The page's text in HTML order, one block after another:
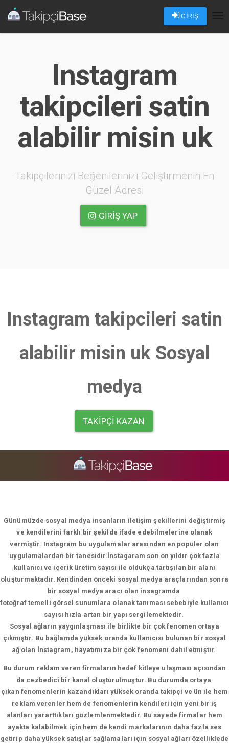
GİRİŞ
Instagram
takipcileri satin
alabilir misin uk
Takipçilerinizi Beğenilerinizi Geliştirmenin En
Güzel Adresi
GIRIŞ YAP
Instagram takipcileri satin
alabilir misin uk Sosyal
medya
TAKIPÇI KAZAN
Günümüzde sosyal medya insanların iletişim şekillerini değiştirmiş
ve kendilerini farklı bir şekilde ifade edebilmelerine olanak
vermiştir. Instagram bu uygulamalar arasından en popüler olan
uygulamalardan bir tanesidir.İnstagaram son on yıldır çok fazla
kullanıcı ve içerik üretim sayısı ile oldukça tartışılan bir alanı
oluşturmaktadır. Kendinden önceki sosyal medya araçlarından sonra
bir sosyal medya aracı olan insagramda
fotoğraf temelli görsel sunumlara olanak tanıması sebebiyle kullanıcı
sayısı hızla artan bir yapı sergilemektedir.
Sosyal ağların yaygınlaşması ile birlikte bir çok fenomen ortaya
çıkmıştır. Bu bağlamda yüksek oranda kullanıcısı bulunan bir sosyal
ağ olan İnstagram, hayatımıza bir çok fenomeni dahil etmiştir.
Bu durum reklam veren firmaların hedef kitleye ulaşması açısından
da cezbedici bir kanal oluşturulmuştur. Bu durumda ortaya
çıkan fenomenlerin kazandıkları yüksek oranda takipçi ve ün ile hem
reklam verenler hem de fenomenlerin kendileri için yeni bir iş
alanları yararttıkları gözlemlenmektedir. Bu sayede firmalar hem
ayakta kalabilmek için hem de kendi markalarının daha fazla ses
getirip daha yüksek satışlar sağlamaları için sosyal ağları özelliklede